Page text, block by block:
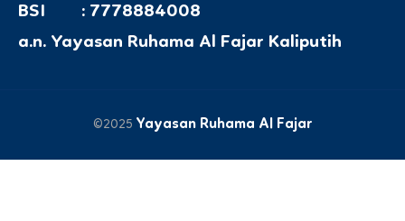
BSI : 7778884008
a.n. Yayasan Ruhama Al Fajar Kaliputih
©2025 Yayasan Ruhama Al Fajar